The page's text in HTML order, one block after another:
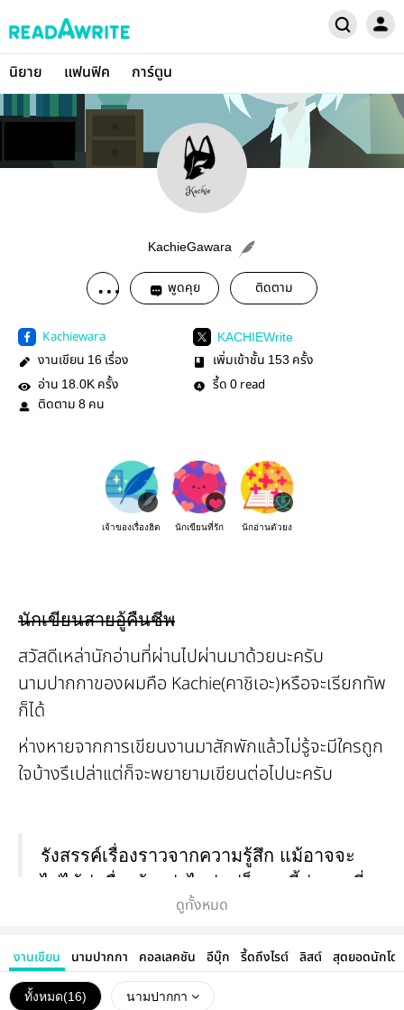
นิยาย แฟนฟิค การ์ตูน
KachieGawara
พูดคุย ติดตาม
Kachiewara KACHIEWrite
งานเขียน 16 เรื่อง เพิ่มเข้าชั้น 153 ครั้ง
อ่าน 18.0K ครั้ง รี้ด 0 read
ติดตาม 8 คน
เจ้าของเรื่องฮิต นักเขียนที่รัก นักอ่านตัวยง
นักเขียนสายอู้คืนชีพ
สวัสดีเหล่านักอ่านที่ผ่านไปผ่านมาด้วยนะครับ
นามปากกาของผมคือ Kachie(คาชิเอะ)หรือจะเรียกทัพ
ก็ได้
ห่างหายจากการเขียนงานมาสักพักแล้วไม่รู้จะมีใครถูก
ใจบ้างรึเปล่าแต่ก็จะพยายามเขียนต่อไปนะครับ
รังสรรค์เรื่องราวจากความรู้สึก แม้อาจจะ
ไม่ได้น่าตื่นเต้นเท่าไหร่แต่ก็แบบนี้ล่ะงานที่
เขียนมาจากใจของนักเขียนตัวเล็กๆคนนี้
มีเพจกับทวิตให้ตามกันด้วยนะ
ดูทั้งหมด
งานเขียน นามปากกา คอลเลคชัน อีบุ๊ก รี้ดถึงไรต์ ลิสต์ สุดยอดนักโด
ทั้งหมด(16) นามปากกา